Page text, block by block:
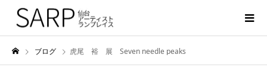
ブログ 虎尾 裕 展 Seven needle peaks